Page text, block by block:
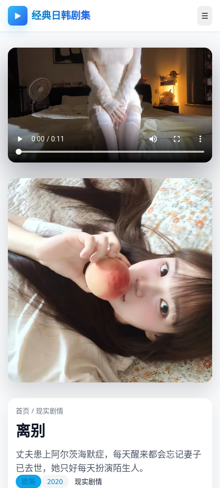
▶ 经典日韩剧集 ☰
首页 / 现实剧情
离别
丈夫患上阿尔茨海默症，每天醒来都会忘记妻子
已去世，她只好每天扮演陌生人。
欧美 2020 现实剧情